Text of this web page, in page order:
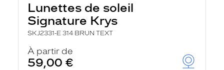
Lunettes de soleil
Signature Krys
SKJ2331-E 314 BRUN TEXT
À partir de
59,00 €